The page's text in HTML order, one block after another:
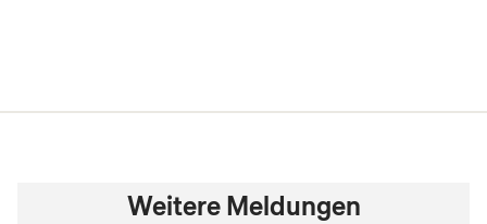
Weitere Meldungen